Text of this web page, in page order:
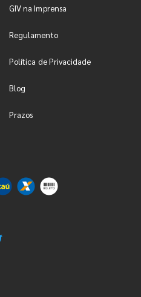
GIV na Imprensa
Regulamento
Política de Privacidade
Blog
Prazos